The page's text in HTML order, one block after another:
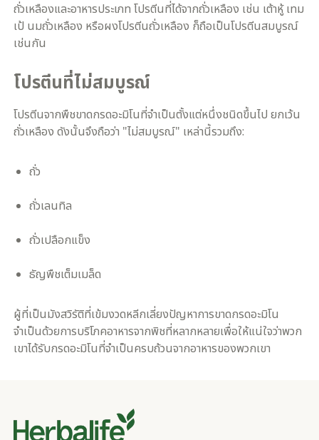
ถั่วเหลืองและอาหารประเภท โปรตีนที่ได้จากถั่วเหลือง เช่น เต้าหู้ เทม
เป้ นมถั่วเหลือง หรือผงโปรตีนถั่วเหลือง ก็ถือเป็นโปรตีนสมบูรณ์
เช่นกัน
โปรตีนที่ไม่สมบูรณ์
โปรตีนจากพืชขาดกรดอะมิโนที่จำเป็นตั้งแต่หนึ่งชนิดขึ้นไป ยกเว้น
ถั่วเหลือง ดังนั้นจึงถือว่า "ไม่สมบูรณ์" เหล่านี้รวมถึง:
ถั่ว
ถั่วเลนทิล
ถั่วเปลือกแข็ง
ธัญพืชเต็มเมล็ด
ผู้ที่เป็นมังสวิรัติที่เข้มงวดหลีกเลี่ยงปัญหาการขาดกรดอะมิโน
จำเป็นด้วยการบริโภคอาหารจากพิชที่หลากหลายเพื่อให้แน่ใจว่าพวก
เขาได้รับกรดอะมิโนที่จำเป็นครบถ้วนจากอาหารของพวกเขา